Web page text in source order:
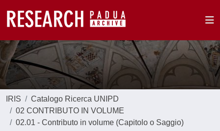
IRIS
Catalogo Ricerca UNIPD
02 CONTRIBUTO IN VOLUME
02.01 - Contributo in volume (Capitolo o Saggio)